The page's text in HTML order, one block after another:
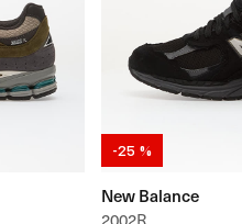
-25 %
New Balance